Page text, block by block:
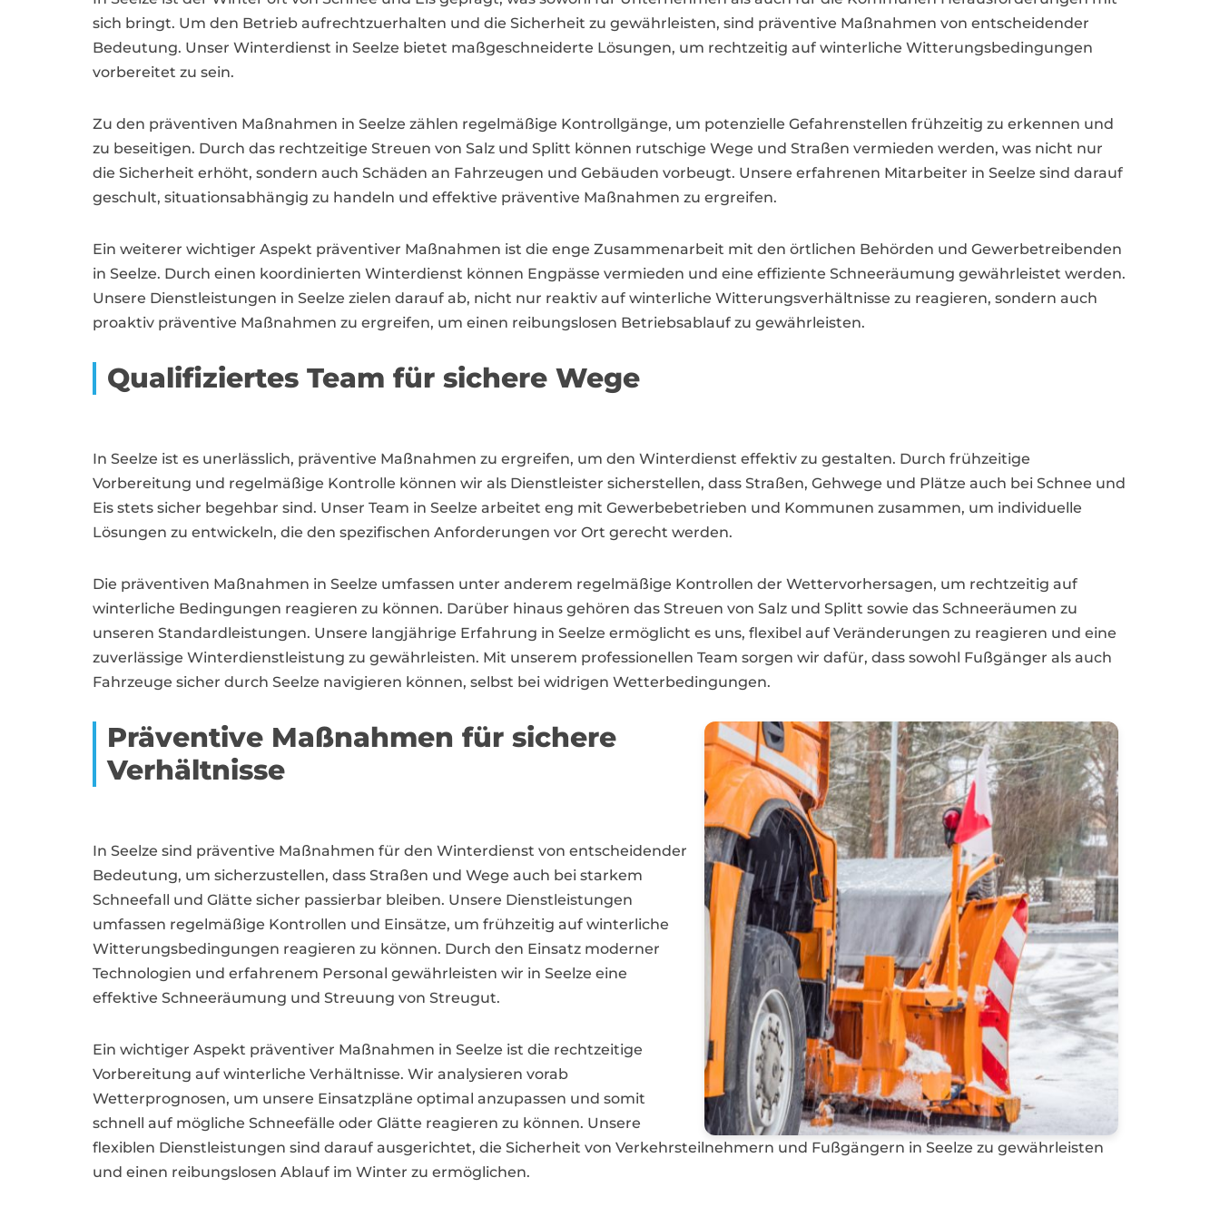
sich bringt. Um den Betrieb aufrechtzuerhalten und die Sicherheit zu gewährleisten, sind präventive Maßnahmen von entscheidender
Bedeutung. Unser Winterdienst in Seelze bietet maßgeschneiderte Lösungen, um rechtzeitig auf winterliche Witterungsbedingungen
vorbereitet zu sein.
Zu den präventiven Maßnahmen in Seelze zählen regelmäßige Kontrollgänge, um potenzielle Gefahrenstellen frühzeitig zu erkennen und
zu beseitigen. Durch das rechtzeitige Streuen von Salz und Splitt können rutschige Wege und Straßen vermieden werden, was nicht nur
die Sicherheit erhöht, sondern auch Schäden an Fahrzeugen und Gebäuden vorbeugt. Unsere erfahrenen Mitarbeiter in Seelze sind darauf
geschult, situationsabhängig zu handeln und effektive präventive Maßnahmen zu ergreifen.
Ein weiterer wichtiger Aspekt präventiver Maßnahmen ist die enge Zusammenarbeit mit den örtlichen Behörden und Gewerbetreibenden
in Seelze. Durch einen koordinierten Winterdienst können Engpässe vermieden und eine effiziente Schneeräumung gewährleistet werden.
Unsere Dienstleistungen in Seelze zielen darauf ab, nicht nur reaktiv auf winterliche Witterungsverhältnisse zu reagieren, sondern auch
proaktiv präventive Maßnahmen zu ergreifen, um einen reibungslosen Betriebsablauf zu gewährleisten.
Qualifiziertes Team für sichere Wege
In Seelze ist es unerlässlich, präventive Maßnahmen zu ergreifen, um den Winterdienst effektiv zu gestalten. Durch frühzeitige
Vorbereitung und regelmäßige Kontrolle können wir als Dienstleister sicherstellen, dass Straßen, Gehwege und Plätze auch bei Schnee und
Eis stets sicher begehbar sind. Unser Team in Seelze arbeitet eng mit Gewerbebetrieben und Kommunen zusammen, um individuelle
Lösungen zu entwickeln, die den spezifischen Anforderungen vor Ort gerecht werden.
Die präventiven Maßnahmen in Seelze umfassen unter anderem regelmäßige Kontrollen der Wettervorhersagen, um rechtzeitig auf
winterliche Bedingungen reagieren zu können. Darüber hinaus gehören das Streuen von Salz und Splitt sowie das Schneeräumen zu
unseren Standardleistungen. Unsere langjährige Erfahrung in Seelze ermöglicht es uns, flexibel auf Veränderungen zu reagieren und eine
zuverlässige Winterdienstleistung zu gewährleisten. Mit unserem professionellen Team sorgen wir dafür, dass sowohl Fußgänger als auch
Fahrzeuge sicher durch Seelze navigieren können, selbst bei widrigen Wetterbedingungen.
Präventive Maßnahmen für sichere
Verhältnisse
In Seelze sind präventive Maßnahmen für den Winterdienst von entscheidender
Bedeutung, um sicherzustellen, dass Straßen und Wege auch bei starkem
Schneefall und Glätte sicher passierbar bleiben. Unsere Dienstleistungen
umfassen regelmäßige Kontrollen und Einsätze, um frühzeitig auf winterliche
Witterungsbedingungen reagieren zu können. Durch den Einsatz moderner
Technologien und erfahrenem Personal gewährleisten wir in Seelze eine
effektive Schneeräumung und Streuung von Streugut.
Ein wichtiger Aspekt präventiver Maßnahmen in Seelze ist die rechtzeitige
Vorbereitung auf winterliche Verhältnisse. Wir analysieren vorab
Wetterprognosen, um unsere Einsatzpläne optimal anzupassen und somit
schnell auf mögliche Schneefälle oder Glätte reagieren zu können. Unsere
flexiblen Dienstleistungen sind darauf ausgerichtet, die Sicherheit von Verkehrsteilnehmern und Fußgängern in Seelze zu gewährleisten
und einen reibungslosen Ablauf im Winter zu ermöglichen.